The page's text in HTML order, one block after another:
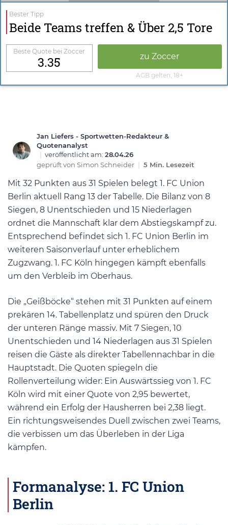
Bester Tipp
Beide Teams treffen & Über 2,5 Tore
Beste Quote bei Zoccer
3.35 zu Zoccer
AGB gelten, 18+
Jan Liefers - Sportwetten-Redakteur &
Quotenanalyst
| veröffentlicht am: 28.04.26
geprüft von Simon Schneider | 5 Min. Lesezeit
Mit 32 Punkten aus 31 Spielen belegt 1. FC Union
Berlin aktuell Rang 13 der Tabelle. Die Bilanz von 8
Siegen, 8 Unentschieden und 15 Niederlagen
ordnet die Mannschaft klar dem Abstiegskampf zu.
Entsprechend befindet sich 1. FC Union Berlin im
weiteren Saisonverlauf unter erheblichem
Zugzwang. 1. FC Köln hingegen kämpft ebenfalls
um den Verbleib im Oberhaus.
Die „Geißböcke“ stehen mit 31 Punkten auf einem
prekären 14. Tabellenplatz und spüren den Druck
der unteren Ränge massiv. Mit 7 Siegen, 10
Unentschieden und 14 Niederlagen aus 31 Spielen
reisen die Gäste als direkter Tabellennachbar in die
Hauptstadt. Die Quoten spiegeln die
Rollenverteilung wider: Ein Auswärtssieg von 1. FC
Köln wird mit einer Quote von 2,95 bewertet,
während ein Erfolg der Hausherren bei 2,38 liegt.
Ein richtungsweisendes Duell zwischen zwei Teams,
die verbissen um das Überleben in der Liga
kämpfen.
Formanalyse: 1. FC Union
Berlin